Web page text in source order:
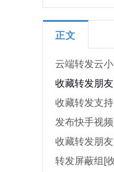
正文
云端转发云
收藏转发朋
收藏转发支
发布快手视
收藏转发朋
转发屏蔽组[